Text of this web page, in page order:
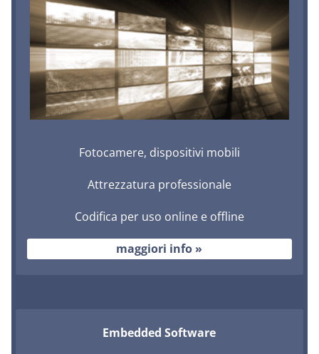
Fotocamere, dispositivi mobili
Attrezzatura professionale
Codifica per uso online e offline
maggiori info »
Embedded Software